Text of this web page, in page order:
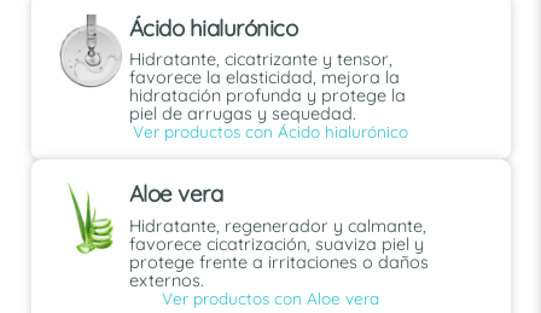
Ácido hialurónico
Hidratante, cicatrizante y tensor,
favorece la elasticidad, mejora la
hidratación profunda y protege la
piel de arrugas y sequedad.
Ver productos con Ácido hialurónico
Aloe vera
Hidratante, regenerador y calmante,
favorece cicatrización, suaviza piel y
protege frente a irritaciones o daños
externos.
Ver productos con Aloe vera